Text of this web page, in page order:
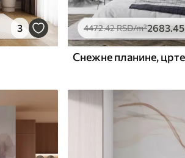
3 4472.42RSD/m²2683.45